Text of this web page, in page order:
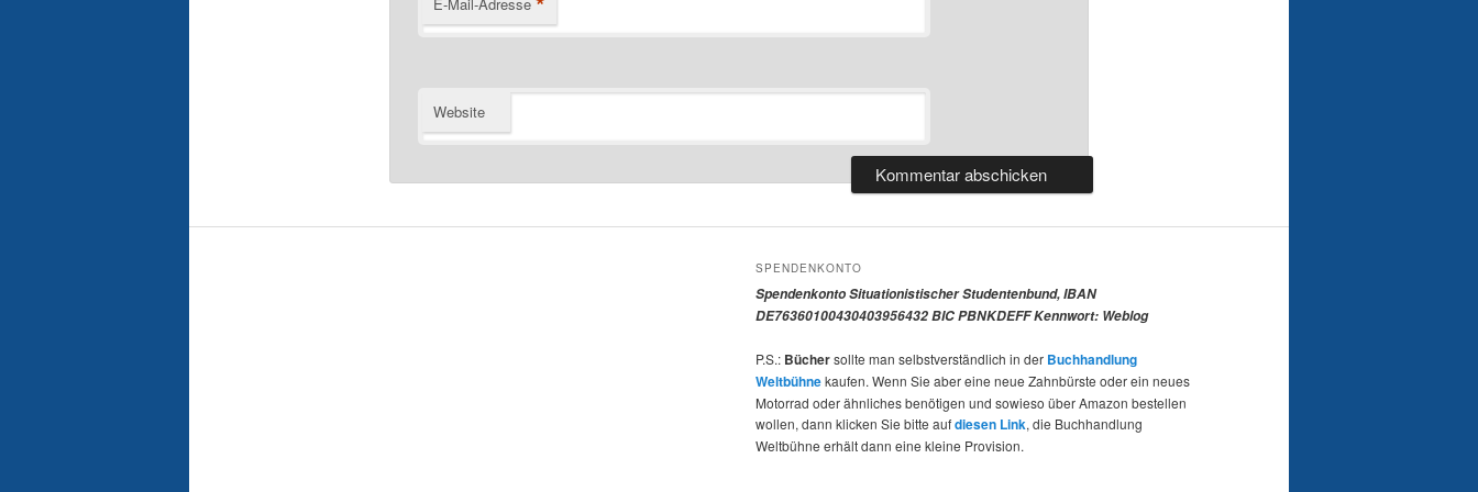
Website
SPENDENKONTO
Spendenkonto Situationistischer Studentenbund, IBAN
DE76360100430403956432 BIC PBNKDEFF Kennwort: Weblog
P.S.: Büchersollte man selbstverständlich in der Buchhandlung
Weltbühnekaufen. Wenn Sie aber eine neue Zahnbürste oder ein neues
Motorrad oder ähnliches benötigen und sowieso über Amazon bestellen
wollen, dann klicken Sie bitte aufdiesen Link, die Buchhandlung
Weltbühne erhält dann eine kleine Provision.